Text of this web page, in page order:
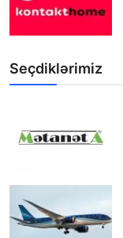
Seçdiklərimiz